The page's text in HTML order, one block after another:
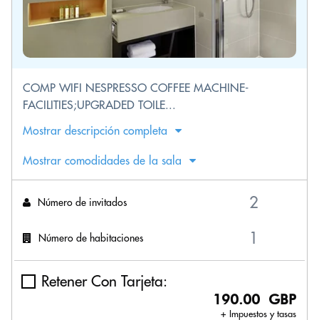
COMP WIFI NESPRESSO COFFEE MACHINE-
FACILITIES;UPGRADED TOILE...
Mostrar descripción completa
Mostrar comodidades de la sala
Número de invitados
Número de habitaciones
Retener Con Tarjeta:
190.00 GBP
+ Impuestos y tasas